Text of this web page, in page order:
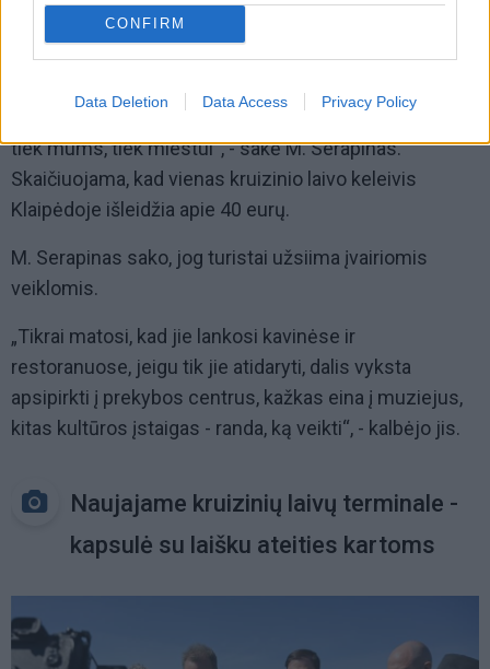
CONFIRM
Data Deletion Data Access Privacy Policy
Jo manymu, papildomas veiklas gali generuoti ir
„Turistų bus daugiau, žiūrėsime, kaip seksis tvarkytis
tiek mums, tiek miestui“, - sakė M. Serapinas.
Skaičiuojama, kad vienas kruizinio laivo keleivis
Klaipėdoje išleidžia apie 40 eurų.
M. Serapinas sako, jog turistai užsiima įvairiomis
veiklomis.
„Tikrai matosi, kad jie lankosi kavinėse ir
restoranuose, jeigu tik jie atidaryti, dalis vyksta
apsipirkti į prekybos centrus, kažkas eina į muziejus,
kitas kultūros įstaigas - randa, ką veikti“, - kalbėjo jis.
Naujajame kruizinių laivų terminale -
kapsulė su laišku ateities kartoms